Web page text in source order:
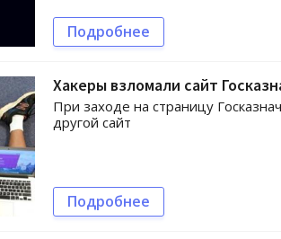
Подробнее
Хакеры взломали сайт
При заходе на страницу
другой сайт
Подробнее